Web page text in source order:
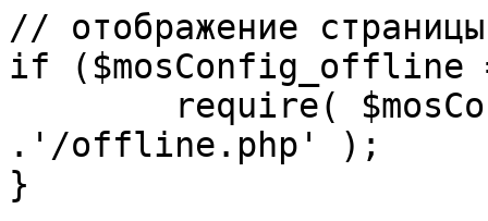
// отображение
if ($mosConfig_offline
.'/offline.php' );
}